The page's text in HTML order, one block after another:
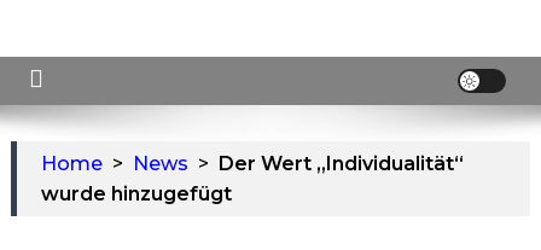
Home > News > Der Wert „Individualität“
wurde hinzugefügt